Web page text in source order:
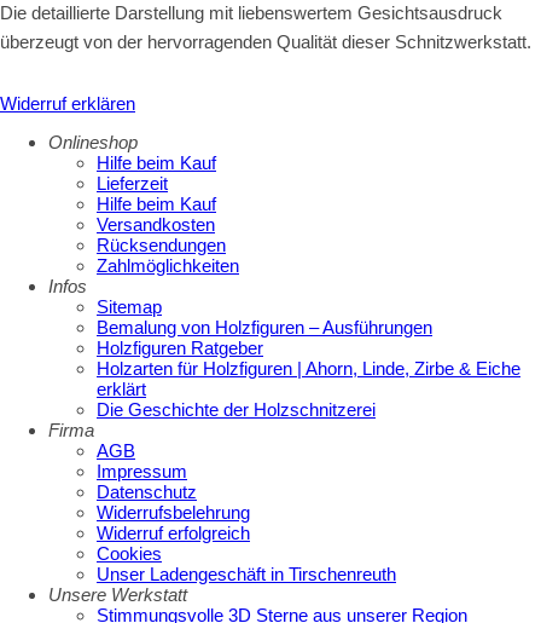
Die detaillierte Darstellung mit liebenswertem Gesichtsausdruck
überzeugt von der hervorragenden Qualität dieser Schnitzwerkstatt.
Widerruf erklären
Onlineshop
Hilfe beim Kauf
Lieferzeit
Hilfe beim Kauf
Versandkosten
Rücksendungen
Zahlmöglichkeiten
Infos
Sitemap
Bemalung von Holzfiguren – Ausführungen
Holzfiguren Ratgeber
Holzarten für Holzfiguren | Ahorn, Linde, Zirbe & Eiche
erklärt
Die Geschichte der Holzschnitzerei
Firma
AGB
Impressum
Datenschutz
Widerrufsbelehrung
Widerruf erfolgreich
Cookies
Unser Ladengeschäft in Tirschenreuth
Unsere Werkstatt
Stimmungsvolle 3D Sterne aus unserer Region